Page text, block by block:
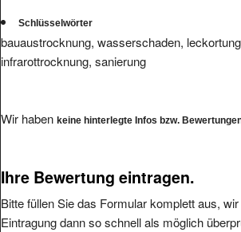
Schlüsselwörter
bauaustrocknung, wasserschaden,
infrarottrocknung, sanierung
Wir haben keine hinterlegte Infos bzw.
Ihre Bewertung eintragen.
Bitte füllen Sie das Formular komplett aus,
Eintragung dann so schnell als möglich